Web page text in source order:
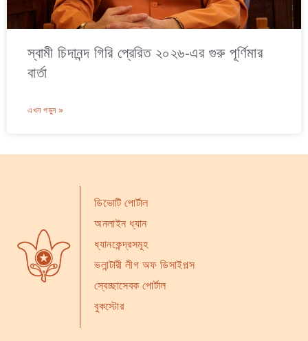
স্বামী চিদানন্দ গিরি প্রেরিত ২০২৬-এর গুরু পূর্ণিমার
বার্তা
এখন পড়ুন »
ডিভোটি পোর্টাল
অনলাইন ধ্যান
ধ্যানকেন্দ্রসমূহ
ভলান্টারী লীগ অফ ডিসাইপল্স
স্বেচ্ছাসেবক পোর্টাল
বুকস্টোর